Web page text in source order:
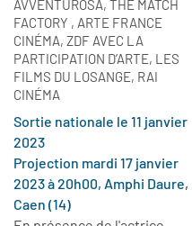
AVVENTUROSA, THE MATCH
FACTORY , ARTE FRANCE
CINÉMA, ZDF AVEC LA
PARTICIPATION D’ARTE, LES
FILMS DU LOSANGE, RAI
CINÉMA
Sortie nationale le 11 janvier
2023
Projection mardi 17 janvier
2023 à 20h00, Amphi Daure,
Caen (14)